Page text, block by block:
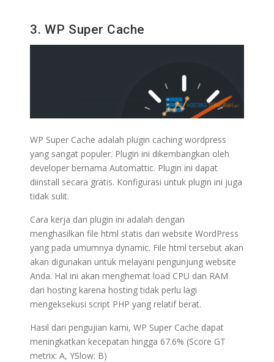
3. WP Super Cache
WP Super Cache adalah plugin caching wordpress
yang sangat populer. Plugin ini dikembangkan oleh
developer bernama Automattic. Plugin ini dapat
diinstall secara gratis. Konfigurasi untuk plugin ini juga
tidak sulit.
Cara kerja dari plugin ini adalah dengan
menghasilkan file html statis dari website WordPress
yang pada umumnya dynamic. File html tersebut akan
akan digunakan untuk melayani pengunjung website
Anda. Hal ini akan menghemat load CPU dan RAM
dari hosting karena hosting tidak perlu lagi
mengeksekusi script PHP yang relatif berat.
Hasil dari pengujian kami, WP Super Cache dapat
meningkatkan kecepatan hingga 67.6% (Score GT
metrix: A, YSlow: B)